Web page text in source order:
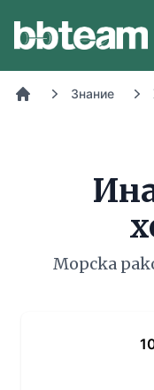
Знание
Морска